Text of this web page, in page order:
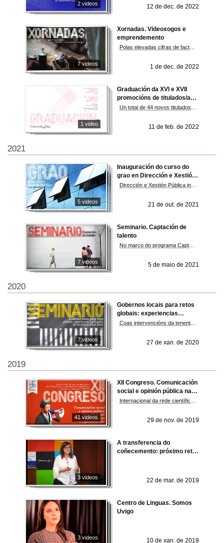
2 videos 12 de dec. de 2022
7 videos
Xornadas. Videoxogos e
emprendemento
1 de dec. de 2022
1 video
Graduación da XVI e XVII
promocións de titulados/as
universitarios/as senior XIV
titulados/as superiores
11 de feb. de 2022
2021
5 videos
Inauguración do curso do
grao en Dirección e Xestión
Pública
21 de out. de 2021
7 videos
Seminario. Captación de
talento
5 de maio de 2021
2020
7 videos
Gobernos locais para retos
globais: experiencias
aplicadas de xestión pública
27 de xan. de 2020
2019
41 videos
XII Congreso. Comunicación
social e opinión pública nas
ditaduras: Narrativas,
29 de nov. de 2019
3 videos
A transferencia do
coñecemento: próximo reto
22 de mar. de 2019
3 videos
Centro de Linguas. Somos
Uvigo
10 de xan. de 2019